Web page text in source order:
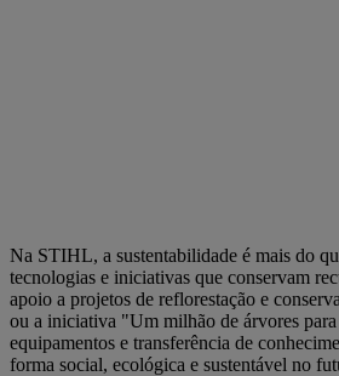
Na STIHL, a sustentabilidade é mais do
tecnologias e iniciativas que conservam
apoio a projetos de reflorestação e
ou a iniciativa "Um milhão de árvores
equipamentos e transferência de
forma social, ecológica e sustentável no